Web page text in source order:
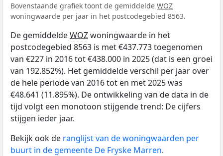
Bovenstaande grafiek toont de gemiddelde WOZ
woningwaarde per jaar in het postcodegebied 8563.
De gemiddeldeWOZwoningwaarde in het
postcodegebied 8563 is met €437.773 toegenomen
van €227 in 2016 tot €438.000 in 2025 (dat is een groei
van 192.852%). Het gemiddelde verschil per jaar over
de hele periode van 2016 tot en met 2025 was
€48.641 (11.895%). De ontwikkeling van de data in de
tijd volgt een monotoon stijgende trend: De cijfers
stijgen ieder jaar.
Bekijk ook de ranglijst van de woningwaarden per
buurt in de gemeente De Fryske Marren.